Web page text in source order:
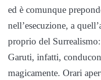
ed è comunque
nell’esecuzione, a
proprio del
Garuti, infatti,
magicamente. Orari